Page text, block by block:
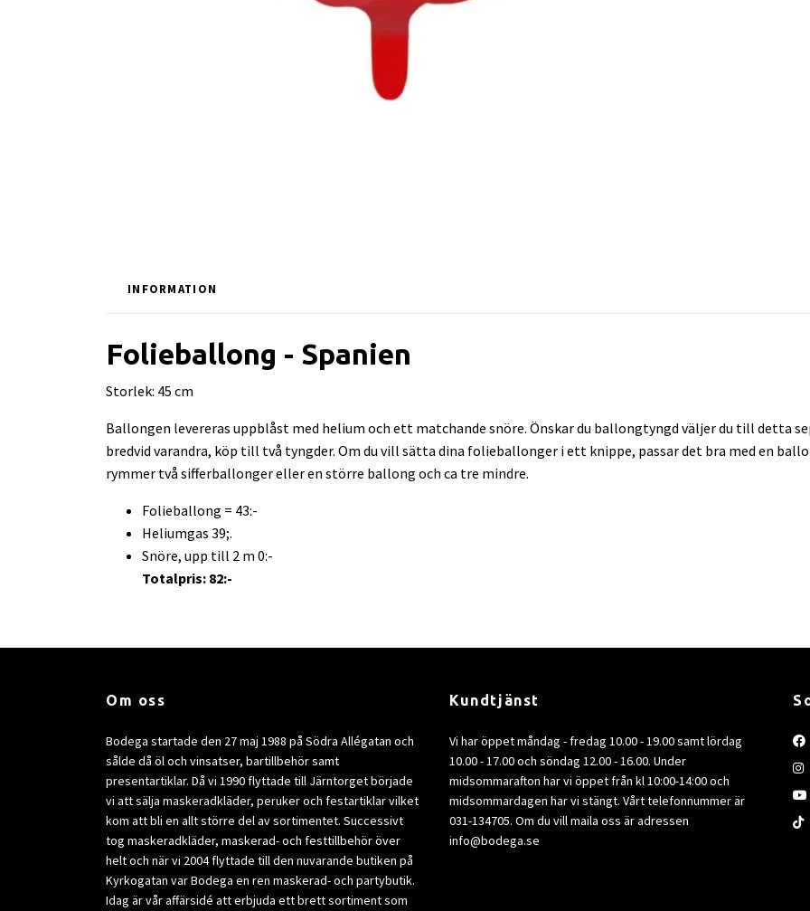
INFORMATION
Folieballong - Spanien
Storlek: 45 cm
Ballongen levereras uppblåst med helium och ett matchande snöre. Önskar du ballongtyngd väljer du till detta
bredvid varandra, köp till två tyngder. Om du vill sätta dina folieballonger i ett knippe, passar det bra med en
rymmer två sifferballonger eller en större ballong och ca tre mindre.
Folieballong = 43:-
Heliumgas 39;.
Snöre, upp till 2 m 0:-
Totalpris: 82:-
Om oss
Bodega startade den 27 maj 1988 på Södra Allégatan och
sålde då öl och vinsatser, bartillbehör samt
presentartiklar. Då vi 1990 flyttade till Järntorget började
vi att sälja maskeradkläder, peruker och festartiklar vilket
kom att bli en allt större del av sortimentet. Successivt
tog maskeradkläder, maskerad- och festtillbehör över
helt och när vi 2004 flyttade till den nuvarande butiken på
Kyrkogatan var Bodega en ren maskerad- och partybutik.
Idag är vår affärsidé att erbjuda ett brett sortiment som
Kundtjänst
Vi har öppet måndag - fredag 10.00 - 19.00 samt lördag
10.00 - 17.00 och söndag 12.00 - 16.00. Under
midsommarafton har vi öppet från kl 10:00-14:00 och
midsommardagen har vi stängt. Vårt telefonnummer är
031-134705. Om du vill maila oss är adressen
info@bodega.se